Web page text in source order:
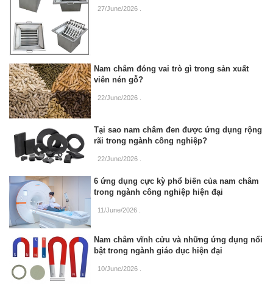
27/June/2026
Nam châm đóng vai trò gì trong sản xuất
viên nén gỗ?
22/June/2026
Tại sao nam châm đen được ứng dụng rộng
rãi trong ngành công nghiệp?
22/June/2026
6 ứng dụng cực kỳ phổ biến của nam châm
trong ngành công nghiệp hiện đại
11/June/2026
Nam châm vĩnh cửu và những ứng dụng nổi
bật trong ngành giáo dục hiện đại
10/June/2026